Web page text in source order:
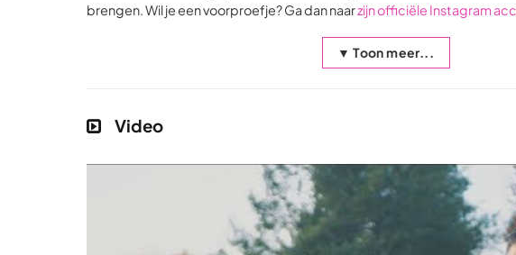
brengen. Wil je een voorproefje? Ga dan naarzijn officiële Instagram
▼ Toon meer...
Video